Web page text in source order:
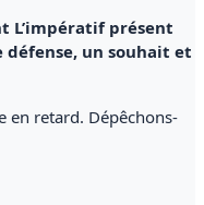
L’impératif présent
un souhait et
en retard. Dépêchons-